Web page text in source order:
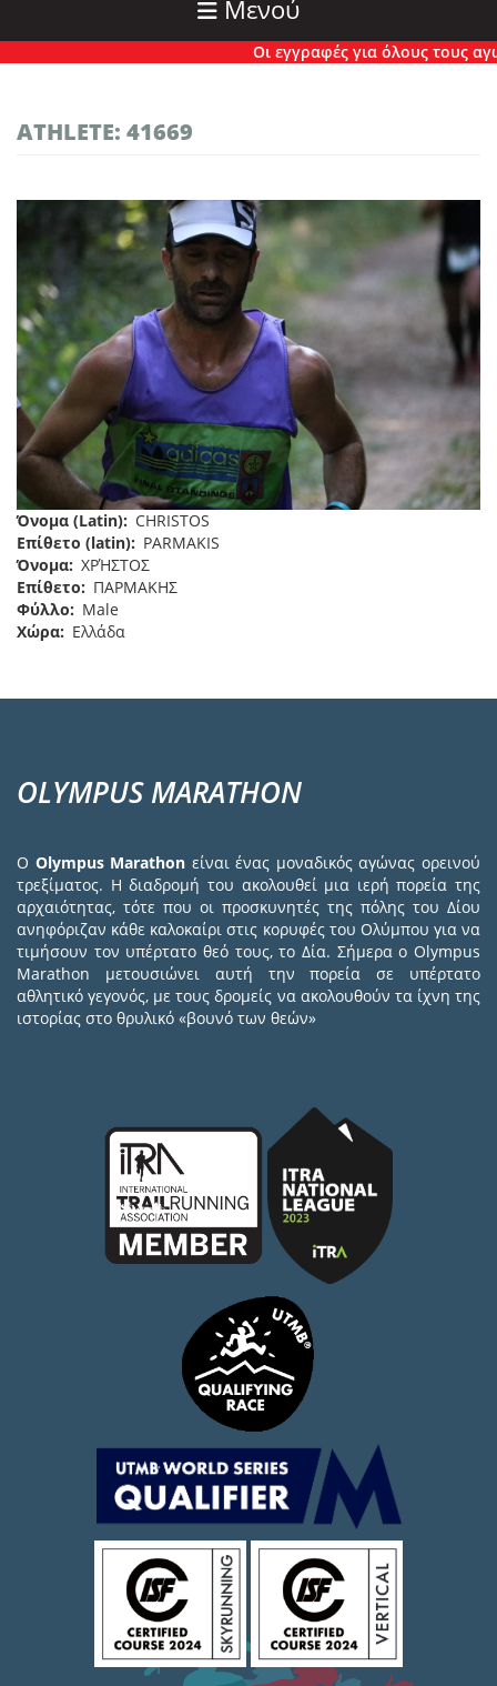
Μενού
Οι εγγραφές για όλους τους
ATHLETE: 41669
Όνομα (Latin)
CHRISTOS
Επίθετο (latin)
PARMAKIS
Όνομα ΧΡΉΣΤΟΣ
Επίθετο
ΠΑΡΜΑΚΗΣ
Φύλλο
Male
Χώρα
Ελλάδα
OLYMPUS MARATHON
Ο Olympus Marathon είναι ένας μοναδικός αγώνας ορεινού
τρεξίματος. Η διαδρομή του ακολουθεί μια ιερή πορεία της
αρχαιότητας, τότε που οι προσκυνητές της πόλης του Δίου
ανηφόριζαν κάθε καλοκαίρι στις κορυφές του Ολύμπου για να
τιμήσουν τον υπέρτατο θεό τους, το Δία. Σήμερα ο Olympus
Marathon μετουσιώνει αυτή την πορεία σε υπέρτατο
αθλητικό γεγονός, με τους δρομείς να ακολουθούν τα ίχνη της
ιστορίας στο θρυλικό «βουνό των θεών»